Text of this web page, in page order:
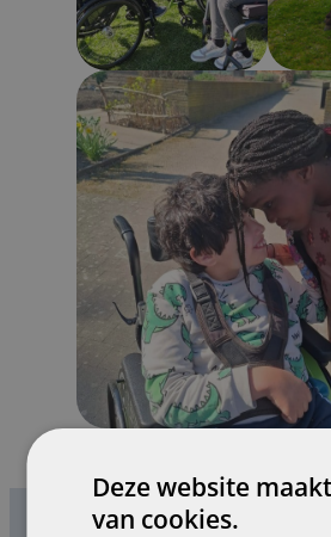
Deze website
van cookies.